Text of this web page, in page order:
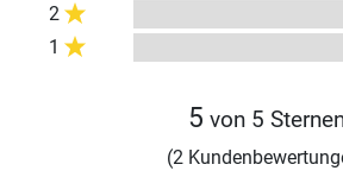
2
1
5 von 5
(2